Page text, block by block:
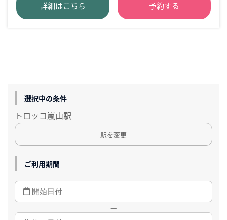
詳細はこちら 予約する
選択中の条件
トロッコ嵐山駅
駅を変更
ご利用期間
—